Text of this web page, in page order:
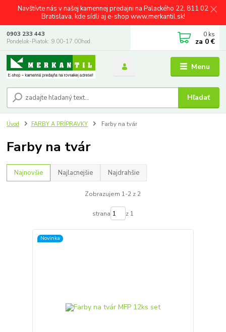
Navštívte nás v našej kamennej predajni na Palackého 22, 811 02
Bratislava, kde sídli aj e-shop www.merkantil.sk!
Menu
Hľadať
0903 233 443
Pondelok-Piatok: 9.00-17.00hod.
0 ks
za 0 €
Úvod FARBY A PRÍPRAVKY Farby na tvár
Farby na tvár
Najnovšie Najlacnejšie Najdrahšie
Zobrazujem 1-2 z 2
strana z 1
Novinka